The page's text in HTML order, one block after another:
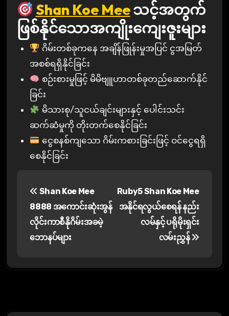
Shan Koe Meeသင့်အတွက်
ဖြစ်နိုင်သောအကျိုးကျေးဇူးများ
ဂိမ်းတစ်ခုကနေ အချိန်ဖြုန်းမှုအပြင် ငွအမြတ်
အစစ်ရရှိနိုင်ခြင်း
စဉ်းစားမှုဖြင့် မိမိဗျူဟာတစ်ခုတည်ဆောက်နိုင်
ခြင်း
မိသားစု/သူငယ်ချင်းများနှင့် ပေါင်းသင်း
ဆက်ဆံမှုကို တိုးတက်စေနိုင်ခြင်း
ငွေစနစ်ကျသော ဂိမ်းကစားခြင်းဖြင့် ဝင်ငွေရရှိ
စေနိုင်ခြင်း
n
Shan Koe Mee
8888 အကောင်းဆုံးအွန်
လိုင်းကာစီနိုဂိမ်းအခမဲ့
ဘောနပ်များ
Ruby5 Shan Koe Mee
အနိုင်ရလွယ်စေရန် နည်း
လမ်နှင့် ပရိုမိုးရှင်း
လမ်းညွှန်